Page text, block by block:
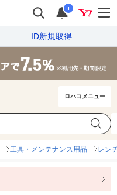
i
ID新規取得
ロハコメニュー
工具・メンテナンス用品 レン